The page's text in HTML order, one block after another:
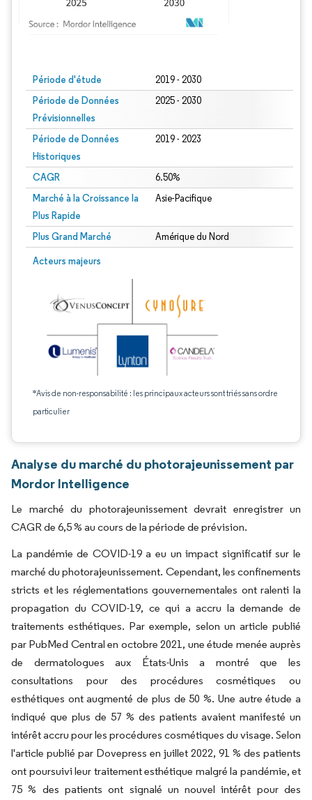
Période d'étude 2019 - 2030
Période de Données
Prévisionnelles
2025 - 2030
Période de Données
Historiques
2019 - 2023
CAGR 6.50%
Marché à la Croissance la
Plus Rapide
Asie-Pacifique
Plus Grand Marché Amérique du Nord
Acteurs majeurs
*Avis de non-responsabilité : les principaux acteurs sont triés sans ordre
particulier
Analyse du marché du photorajeunissement par
Mordor Intelligence
Le marché du photorajeunissement devrait enregistrer un
CAGR de 6,5 % au cours de la période de prévision.
La pandémie de COVID-19 a eu un impact significatif sur le
marché du photorajeunissement. Cependant, les confinements
stricts et les réglementations gouvernementales ont ralenti la
propagation du COVID-19, ce qui a accru la demande de
traitements esthétiques. Par exemple, selon un article publié
par PubMed Central en octobre 2021, une étude menée auprès
de dermatologues aux États-Unis a montré que les
consultations pour des procédures cosmétiques ou
esthétiques ont augmenté de plus de 50 %. Une autre étude a
indiqué que plus de 57 % des patients avaient manifesté un
intérêt accru pour les procédures cosmétiques du visage. Selon
l'article publié par Dovepress en juillet 2022, 91 % des patients
ont poursuivi leur traitement esthétique malgré la pandémie, et
75 % des patients ont signalé un nouvel intérêt pour des